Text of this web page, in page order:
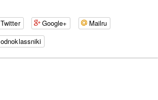
Twitter Google+
Mailru
odnoklassniki